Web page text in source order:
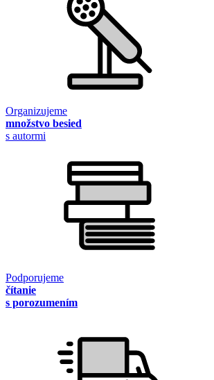
Organizujeme
množstvo besied
s autormi
Podporujeme
čítanie
s porozumením